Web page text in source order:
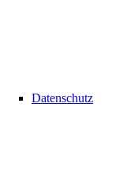
Datenschutz